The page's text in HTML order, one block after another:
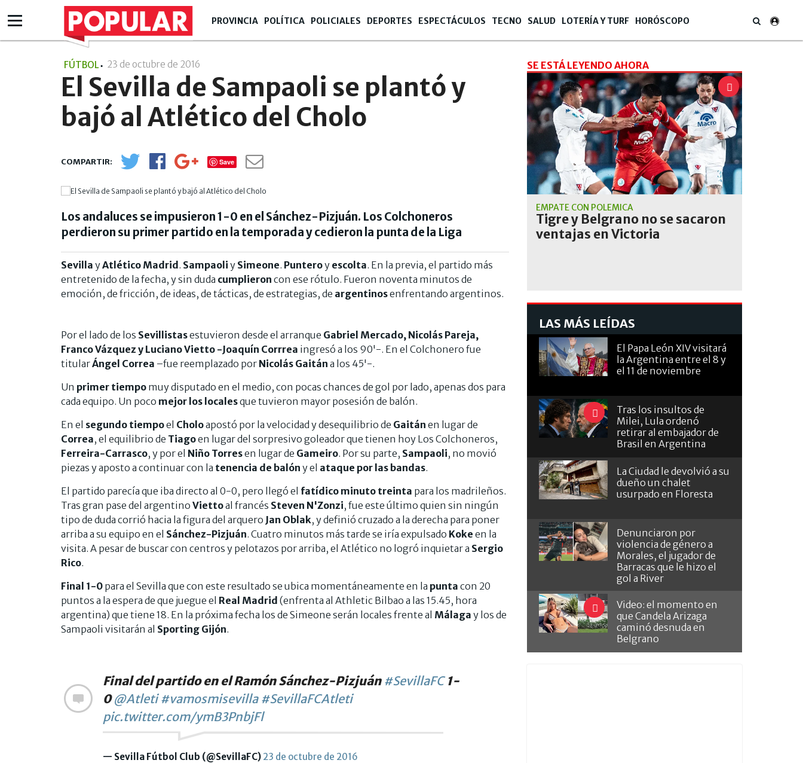
PROVINCIA POLÍTICA POLICIALES DEPORTES ESPECTÁCULOS TECNO SALUD LOTERÍA Y TURF HORÓSCOPO
FÚTBOL 23 de octubre de 2016
El Sevilla de Sampaoli se plantó y
bajó al Atlético del Cholo
Save
Los andaluces se impusieron 1-0 en el Sánchez-Pizjuán. Los Colchoneros
perdieron su primer partido en la temporada y cedieron la punta de la Liga
Sevilla yAtlético Madrid. Sampaoli y Simeone. Punteroy escolta. En la previa, el partido más
entretenido de la fecha, y sin duda cumplieron con ese rótulo. Fueron noventa minutos de
emoción, de fricción, de ideas, de tácticas, de estrategias, de argentinosenfrentando argentinos.
Por el lado de los Sevillistasestuvieron desde el arranque Gabriel Mercado, Nicolás Pareja,
Franco Vázquez y Luciano Vietto -Joaquín Corrrea ingresó a los 90'-. En el Colchonero fue
titularÁngel Correa –fue reemplazado por Nicolás Gaitán a los 45'-.
Un primer tiempo muy disputado en el medio, con pocas chances de gol por lado, apenas dos para
cada equipo. Un poco mejor los localesque tuvieron mayor posesión de balón.
En el segundo tiempoel Choloapostó por la velocidad y desequilibrio de Gaitán en lugar de
Correa, el equilibrio de Tiagoen lugar del sorpresivo goleador que tienen hoy Los Colchoneros,
Ferreira-Carrasco, y por el Niño Torresen lugar de Gameiro. Por su parte, Sampaoli, no movió
piezas y aposto a continuar con la tenencia de balón y el ataque por las bandas.
El partido parecía que iba directo al 0-0, pero llegó el fatídico minuto treinta para los madrileños.
Tras gran pase del argentino Viettoal francés Steven N'Zonzi, fue este último quien sin ningún
tipo de duda corrió hacia la figura del arquero Jan Oblak, y definió cruzado a la derecha para poner
arriba a su equipo en el Sánchez-Pizjuán. Cuatro minutos más tarde se iría expulsado Koke en la
visita. A pesar de buscar con centros y pelotazos por arriba, el Atlético no logró inquietar a Sergio
Rico.
Final 1-0 para el Sevilla que con este resultado se ubica momentáneamente en la punta con 20
puntos a la espera de que juegue el Real Madrid (enfrenta al Athletic Bilbao a las 15.45, hora
argentina) que tiene 18. En la próxima fecha los de Simeone serán locales frente al Málaga y los de
Sampaoli visitarán al Sporting Gijón.
Final del partido en el Ramón Sánchez-Pizjuán #SevillaFC1-
0@Atleti #vamosmisevilla #SevillaFCAtleti
pic.twitter.com/ymB3PnbjFl
— Sevilla Fútbol Club (@SevillaFC) 23 de octubre de 2016
SE ESTÁ LEYENDO AHORA
EMPATE CON POLÉMICA
Tigre y Belgrano no se sacaron
ventajas en Victoria
LAS MÁS LEÍDAS
El Papa León XIV visitará
la Argentina entre el 8 y
el 11 de noviembre
Tras los insultos de
Milei, Lula ordenó
retirar al embajador de
Brasil en Argentina
La Ciudad le devolvió a su
dueño un chalet
usurpado en Floresta
Denunciaron por
violencia de género a
Morales, el jugador de
Barracas que le hizo el
gol a River
Video: el momento en
que Candela Arizaga
caminó desnuda en
Belgrano